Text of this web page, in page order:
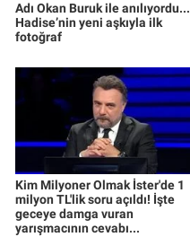
Adı Okan Buruk ile anılıyordu...
Hadise’nin yeni aşkıyla ilk
fotoğraf
Kim Milyoner Olmak İster'de 1
milyon TL'lik soru açıldı! İşte
geceye damga vuran
yarışmacının cevabı...